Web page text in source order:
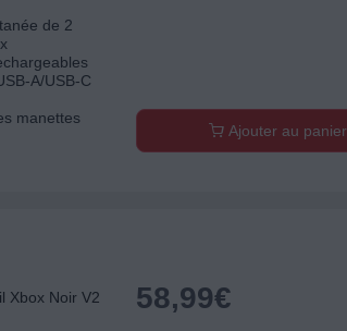
de 2
A/USB-C
manettes
Ajouter au panier
Xbox Noir V2
58,99€